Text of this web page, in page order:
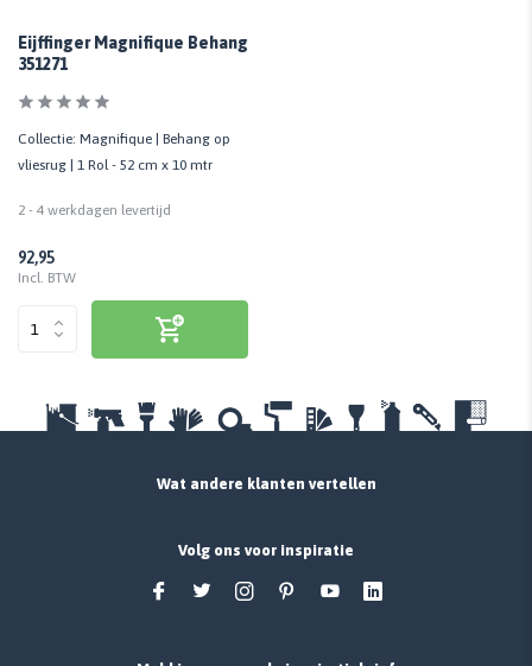
Eijffinger Magnifique Behang
351271
Collectie: Magnifique | Behang op
vliesrug | 1 Rol - 52 cm x 10 mtr
2 - 4 werkdagen levertijd
92,95
Incl. BTW
Wat andere klanten vertellen
Volg ons voor inspiratie